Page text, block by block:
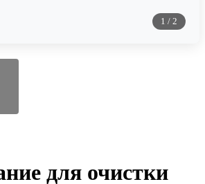
1 / 2
для очистки